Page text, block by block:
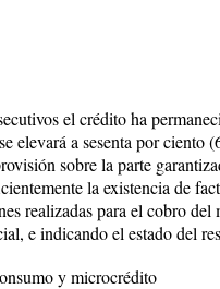
el crédito ha
elevará a sesenta por ciento
sobre la parte
la existencia de
realizadas para el cobro
e indicando el estado del
y microcrédito